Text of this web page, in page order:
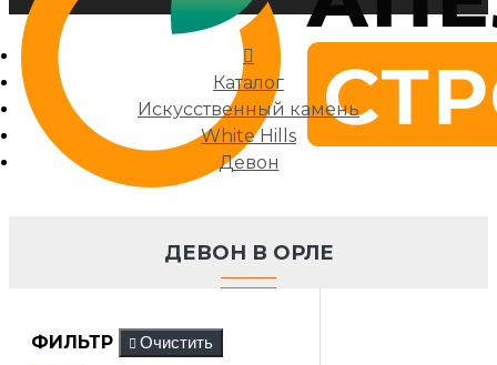
Каталог
Искусственный камень
White Hills
Девон
ДЕВОН В ОРЛЕ
ФИЛЬТР Очистить